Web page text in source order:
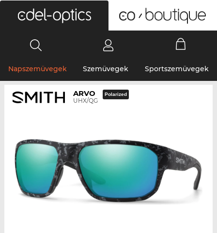
Napszemüvegek Szemüvegek Sportszemüvegek
ARVO
UHX/QG
Polarized